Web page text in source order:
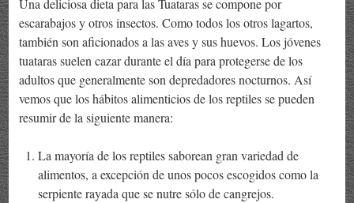
Una deliciosa dieta para las Tuataras se compone por
escarabajos y otros insectos. Como todos los otros lagartos,
también son aficionados a las aves y sus huevos. Los jóvenes
tuataras suelen cazar durante el día para protegerse de los
adultos que generalmente son depredadores nocturnos. Así
vemos que los hábitos alimenticios de los reptiles se pueden
resumir de la siguiente manera:
La mayoría de los reptiles saborean gran variedad de
alimentos, a excepción de unos pocos escogidos como la
serpiente rayada que se nutre sólo de cangrejos.